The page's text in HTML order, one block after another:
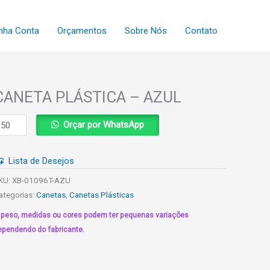
Conta Orçamentos Sobre Nós Contato
PLÁSTICA – AZUL
Orçar por WhatsApp
Lista de Desejos
XB-01096T-AZU
Canetas ,Canetas Plásticas
peso, medidas ou cores podem ter pequenas variações
do fabricante.